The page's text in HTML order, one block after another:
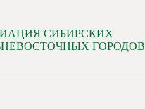
СИБИРСКИХ
ГОРОДОВ